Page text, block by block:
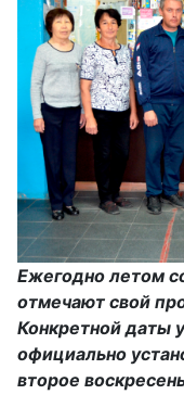
Ежегодно летом
отмечают свой
Конкретной даты
официально
второе